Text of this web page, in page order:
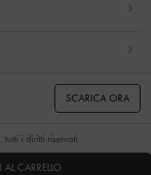
CARRELLO
SCARICA ORA
i diritti riservati